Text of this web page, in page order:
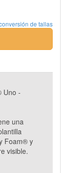
de tallas
Uno -
una
Foam® y
visible.